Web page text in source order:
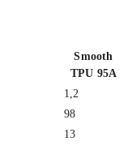
Smooth
TPU 95A
1,2
98
13